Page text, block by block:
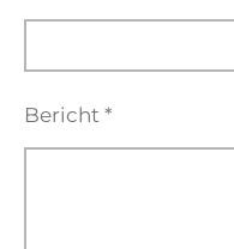
Bericht *